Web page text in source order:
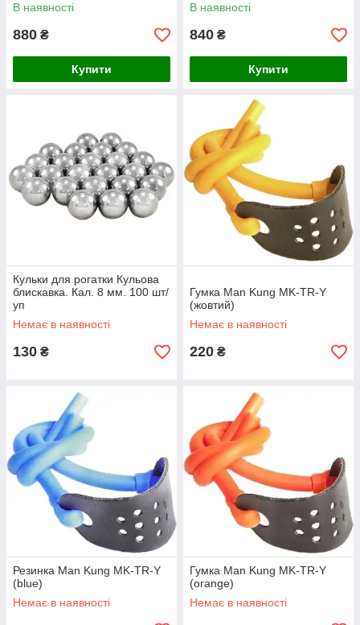
В наявності
880 ₴
Купити
В наявності
840 ₴
Купити
Кульки для рогатки Кульова
блискавка. Кал. 8 мм. 100 шт/
уп
Немає в наявності
130 ₴
Гумка Man Kung MK-TR-Y
(жовтий)
Немає в наявності
220 ₴
Резинка Man Kung MK-TR-Y
(blue)
Немає в наявності
Гумка Man Kung MK-TR-Y
(orange)
Немає в наявності